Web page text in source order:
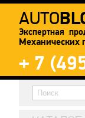
AUTO
Экспертная
Механических
+ 7